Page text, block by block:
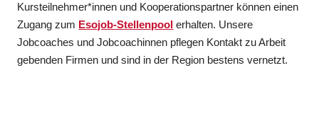
Kursteilnehmer*innen und Kooperationspartner können einen
Zugang zum Esojob-Stellenpool erhalten. Unsere
Jobcoaches und Jobcoachinnen pflegen Kontakt zu Arbeit
gebenden Firmen und sind in der Region bestens vernetzt.